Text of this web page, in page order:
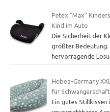
Petex “Max”
Kind im Auto
Die Sicherheit der
größter Bedeutung.
hervorragende
Hobea-Germany
für
Ein gutes